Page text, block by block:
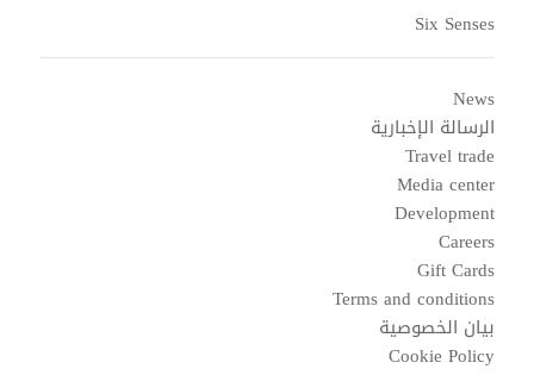
Six Senses
News
الرسالة الإخبارية
Travel trade
Media center
Development
Careers
Gift Cards
Terms and conditions
بيان الخصوصية
Cookie Policy